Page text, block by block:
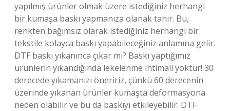
yapılmış ürünler olmak üzere istediğiniz herhangi
bir kumaşa baskı yapmanıza olanak tanır. Bu,
renkten bağımsız olarak istediğiniz herhangi bir
tekstile kolayca baskı yapabileceğiniz anlamına gelir.
DTF baskı yıkanınca çıkar mı? Baskı yaptığımız
ürünlerin yıkandığında lekelenme ihtimali yoktur! 30
derecede yıkamanızı öneririz, çünkü 60 derecenin
üzerinde yıkanan ürünler kumaşta deformasyona
neden olabilir ve bu da baskıyı etkileyebilir. DTF